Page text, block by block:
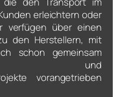
erleichtern oder
verfügen über einen
den Herstellern, mit
schon gemeinsam
und
vorangetrieben